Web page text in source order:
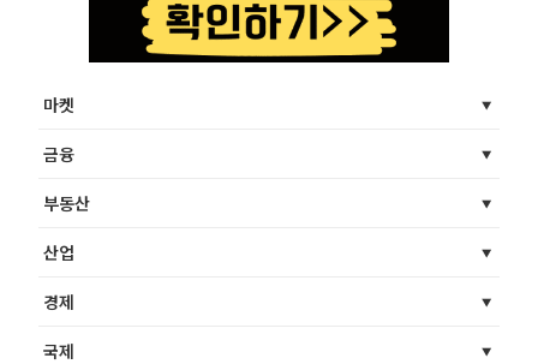
마켓
금융
부동산
산업
경제
국제